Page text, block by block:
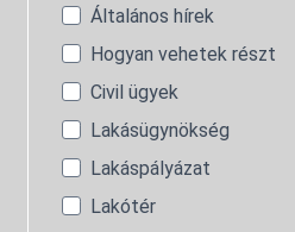
Általános hírek
Hogyan vehetek részt
Civil ügyek
Lakásügynökség
Lakáspályázat
Lakótér